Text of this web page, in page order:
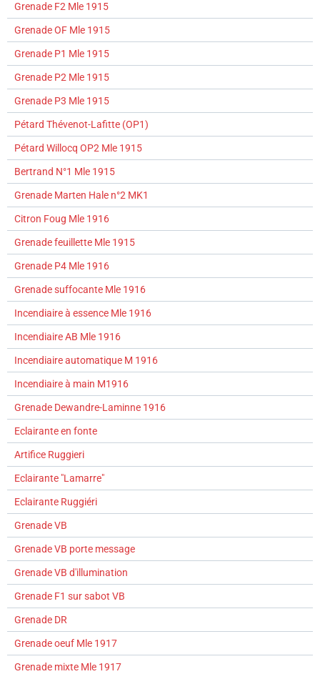
Grenade F2 Mle 1915
Grenade OF Mle 1915
Grenade P1 Mle 1915
Grenade P2 Mle 1915
Grenade P3 Mle 1915
Pétard Thévenot-Lafitte (OP1)
Pétard Willocq OP2 Mle 1915
Bertrand N°1 Mle 1915
Grenade Marten Hale n°2 MK1
Citron Foug Mle 1916
Grenade feuillette Mle 1915
Grenade P4 Mle 1916
Grenade suffocante Mle 1916
Incendiaire à essence Mle 1916
Incendiaire AB Mle 1916
Incendiaire automatique M 1916
Incendiaire à main M1916
Grenade Dewandre-Laminne 1916
Eclairante en fonte
Artifice Ruggieri
Eclairante "Lamarre"
Eclairante Ruggiéri
Grenade VB
Grenade VB porte message
Grenade VB d'illumination
Grenade F1 sur sabot VB
Grenade DR
Grenade oeuf Mle 1917
Grenade mixte Mle 1917